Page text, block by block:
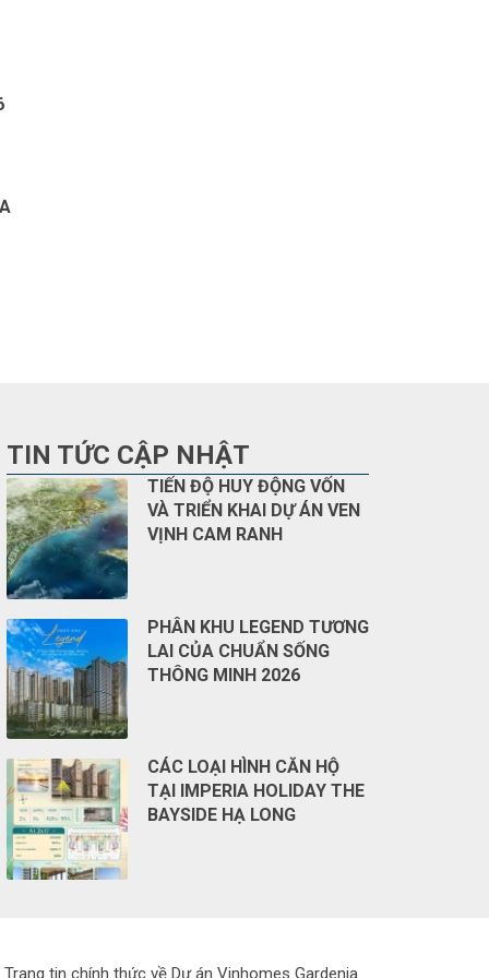
TIN TỨC CẬP NHẬT
TIẾN ĐỘ HUY ĐỘNG VỐN
VÀ TRIỂN KHAI DỰ ÁN VEN
VỊNH CAM RANH
PHÂN KHU LEGEND TƯƠNG
LAI CỦA CHUẨN SỐNG
THÔNG MINH 2026
CÁC LOẠI HÌNH CĂN HỘ
TẠI IMPERIA HOLIDAY THE
BAYSIDE HẠ LONG
Trang tin chính thức về Dự án Vinhomes Gardenia